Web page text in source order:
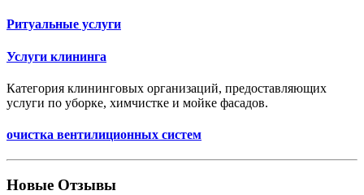
Ритуальные услуги
Услуги клининга
Категория клининговых организаций, предоставляющих
услуги по уборке, химчистке и мойке фасадов.
очистка вентилиционных систем
Новые Отзывы